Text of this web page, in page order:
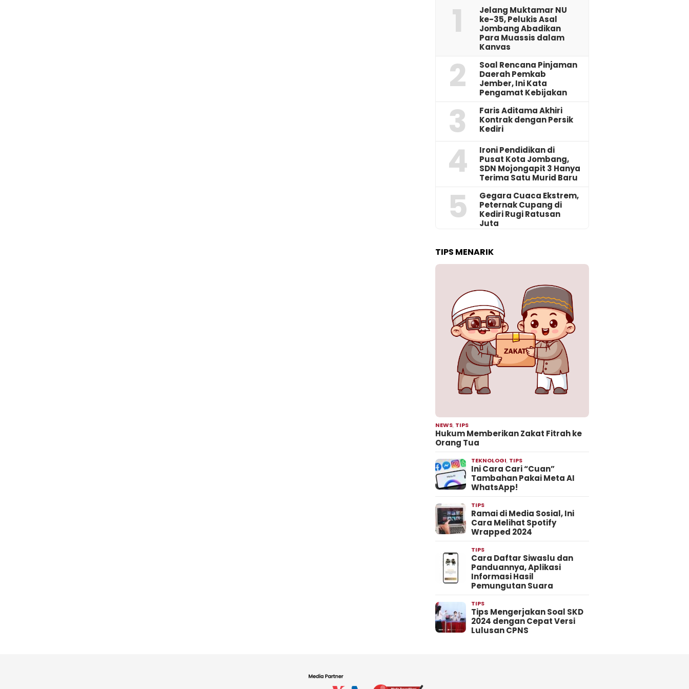
1
Jelang Muktamar NU
ke-35, Pelukis Asal
Jombang Abadikan
Para Muassis dalam
Kanvas
2
‎Soal Rencana Pinjaman
Daerah Pemkab
Jember, Ini Kata
Pengamat Kebijakan ‎
3
Faris Aditama Akhiri
Kontrak dengan Persik
Kediri
4
Ironi Pendidikan di
Pusat Kota Jombang,
SDN Mojongapit 3 Hanya
Terima Satu Murid Baru
5
‎Gegara Cuaca Ekstrem,
Peternak Cupang di
Kediri Rugi Ratusan
Juta
TIPS MENARIK
NEWS, TIPS
Hukum Memberikan Zakat Fitrah ke
Orang Tua
TEKNOLOGI, TIPS
Ini Cara Cari “Cuan”
Tambahan Pakai Meta AI
WhatsApp!
TIPS
Ramai di Media Sosial, Ini
Cara Melihat Spotify
Wrapped 2024
TIPS
Cara Daftar Siwaslu dan
Panduannya, Aplikasi
Informasi Hasil
Pemungutan Suara
TIPS
Tips Mengerjakan Soal SKD
2024 dengan Cepat Versi
Lulusan CPNS